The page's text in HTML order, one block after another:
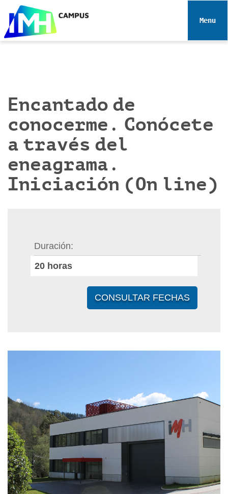
e
Toggle
Encantado de
conocerme. Conócete
a través del
eneagrama.
Iniciación (On line)
Duración
20 horas
CONSULTAR FECHAS